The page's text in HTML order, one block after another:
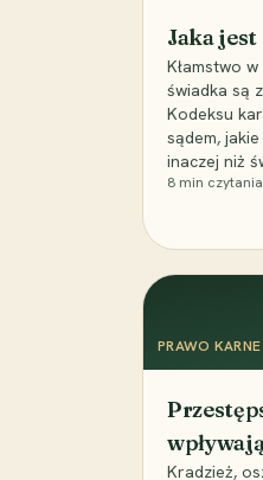
Jaka jest
Kłamstwo
świadka są
Kodeksu
sądem,
inaczej niż
8 min czytania
PRAWO KARNE
Kradzież,